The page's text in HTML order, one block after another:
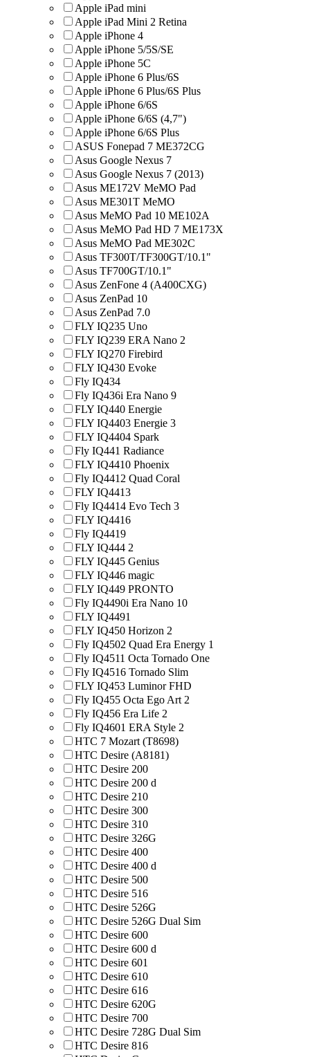
Apple iPad mini
Apple iPad Mini 2 Retina
Apple iPhone 4
Apple iPhone 5/5S/SE
Apple iPhone 5C
Apple iPhone 6 Plus/6S
Apple iPhone 6 Plus/6S Plus
Apple iPhone 6/6S
Apple iPhone 6/6S (4,7")
Apple iPhone 6/6S Plus
ASUS Fonepad 7 ME372CG
Asus Google Nexus 7
Asus Google Nexus 7 (2013)
Asus ME172V MeMO Pad
Asus ME301T MeMO
Asus MeMO Pad 10 ME102A
Asus MeMO Pad HD 7 ME173X
Asus MeMO Pad ME302C
Asus TF300T/TF300GT/10.1"
Asus TF700GT/10.1"
Asus ZenFone 4 (A400CXG)
Asus ZenPad 10
Asus ZenPad 7.0
FLY IQ235 Uno
FLY IQ239 ERA Nano 2
FLY IQ270 Firebird
FLY IQ430 Evoke
Fly IQ434
Fly IQ436i Era Nano 9
FLY IQ440 Energie
FLY IQ4403 Energie 3
FLY IQ4404 Spark
Fly IQ441 Radiance
FLY IQ4410 Phoenix
Fly IQ4412 Quad Coral
FLY IQ4413
Fly IQ4414 Evo Tech 3
FLY IQ4416
Fly IQ4419
FLY IQ444 2
FLY IQ445 Genius
FLY IQ446 magic
FLY IQ449 PRONTO
Fly IQ4490i Era Nano 10
FLY IQ4491
FLY IQ450 Horizon 2
Fly IQ4502 Quad Era Energy 1
Fly IQ4511 Octa Tornado One
Fly IQ4516 Tornado Slim
FLY IQ453 Luminor FHD
Fly IQ455 Octa Ego Art 2
Fly IQ456 Era Life 2
Fly IQ4601 ERA Style 2
HTC 7 Mozart (T8698)
HTC Desire (A8181)
HTC Desire 200
HTC Desire 200 d
HTC Desire 210
HTC Desire 300
HTC Desire 310
HTC Desire 326G
HTC Desire 400
HTC Desire 400 d
HTC Desire 500
HTC Desire 516
HTC Desire 526G
HTC Desire 526G Dual Sim
HTC Desire 600
HTC Desire 600 d
HTC Desire 601
HTC Desire 610
HTC Desire 616
HTC Desire 620G
HTC Desire 700
HTC Desire 728G Dual Sim
HTC Desire 816